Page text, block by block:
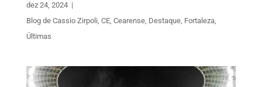
dez 24, 2024 |
Blog de Cassio Zirpoli, CE, Cearense, Destaque, Fortaleza,
Últimas